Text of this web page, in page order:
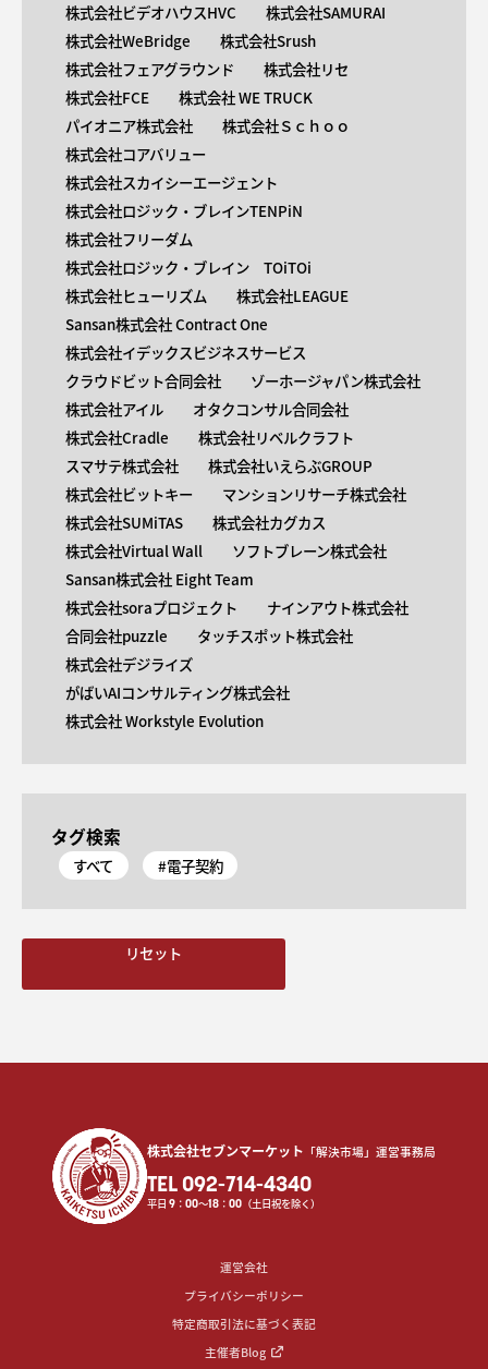
株式会社ビデオハウスHVC
株式会社SAMURAI
株式会社WeBridge
株式会社Srush
株式会社フェアグラウンド
株式会社リセ
株式会社FCE
株式会社 WE TRUCK
パイオニア株式会社
株式会社Ｓｃｈｏｏ
株式会社コアバリュー
株式会社スカイシーエージェント
株式会社ロジック・ブレインTENPiN
株式会社フリーダム
株式会社ロジック・ブレイン TOiTOi
株式会社ヒューリズム
株式会社LEAGUE
Sansan株式会社 Contract One
株式会社イデックスビジネスサービス
クラウドビット合同会社
ゾーホージャパン株式会社
株式会社アイル
オタクコンサル合同会社
株式会社Cradle
株式会社リベルクラフト
スマサテ株式会社
株式会社いえらぶGROUP
株式会社ビットキー
マンションリサーチ株式会社
株式会社SUMiTAS
株式会社カグカス
株式会社Virtual Wall
ソフトブレーン株式会社
Sansan株式会社 Eight Team
株式会社soraプロジェクト
ナインアウト株式会社
合同会社puzzle
タッチスポット株式会社
株式会社デジライズ
がばいAIコンサルティング株式会社
株式会社 Workstyle Evolution
タグ検索
すべて #電子契約
リセット
株式会社セブンマーケット 「解決市場」運営事務局
TEL 092-714-4340
平日9 ：00〜18 ：00 （土日祝を除く）
運営会社
プライバシーポリシー
特定商取引法に基づく表記
主催者Blog